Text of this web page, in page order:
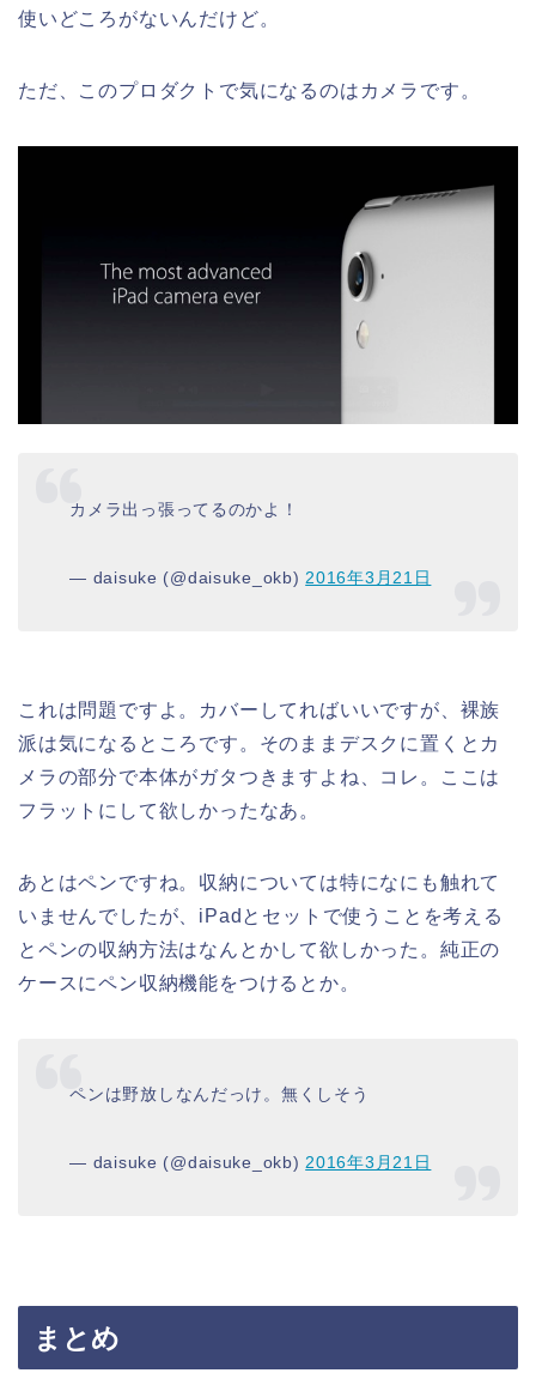
使いどころがないんだけど。
ただ、このプロダクトで気になるのはカメラです。
カメラ出っ張ってるのかよ！
— daisuke (@daisuke_okb) 2016年3月21日
これは問題ですよ。カバーしてればいいですが、裸族
派は気になるところです。そのままデスクに置くとカ
メラの部分で本体がガタつきますよね、コレ。ここは
フラットにして欲しかったなあ。
あとはペンですね。収納については特になにも触れて
いませんでしたが、iPadとセットで使うことを考える
とペンの収納方法はなんとかして欲しかった。純正の
ケースにペン収納機能をつけるとか。
ペンは野放しなんだっけ。無くしそう
— daisuke (@daisuke_okb)2016年3月21日
まとめ